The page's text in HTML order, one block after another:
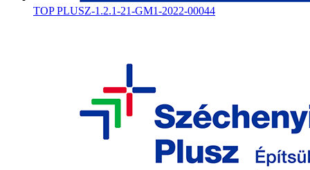
TOP PLUSZ-1.2.1-21-GM1-2022-00044